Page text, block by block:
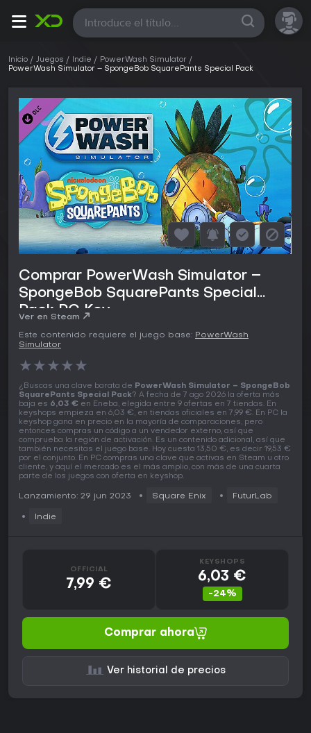
Todas
Inicio Juegos Indie
PowerWash Simulator
PowerWash Simulator – SpongeBob SquarePants Special Pack
Comprar PowerWash Simulator –
SpongeBob SquarePants Special
Pack PC Key
Ver en Steam
Este contenido requiere el juego base: PowerWash
Simulator
★★★★★
¿Buscas una clave barata de PowerWash Simulator – SpongeBob
SquarePants Special Pack? A fecha de 7 ago 2026 la oferta más
baja es 6,03 € en Eneba, elegida entre 9 ofertas en 7 tiendas. En
keyshops empieza en 6,03 €, en tiendas oficiales en 7,99 €. En PC la
keyshop gana en precio en la mayoría de comparaciones, pero
entonces compras un código a un vendedor externo, así que
comprueba la región de activación. Es un contenido adicional, así que
también necesitas el juego base. Hoy cuesta 13,50 €, es decir 19,53 €
por el conjunto. En PC compras una clave que activas en Steam u otro
cliente, y aquí el mercado es el más amplio, con más de una cuarta
parte de los juegos con oferta en keyshop.
Lanzamiento: 29 jun 2023 Square Enix FuturLab
Indie
OFFICIAL
7,99 €
KEYSHOPS
6,03 €
-24%
Comprar ahora
Ver historial de precios